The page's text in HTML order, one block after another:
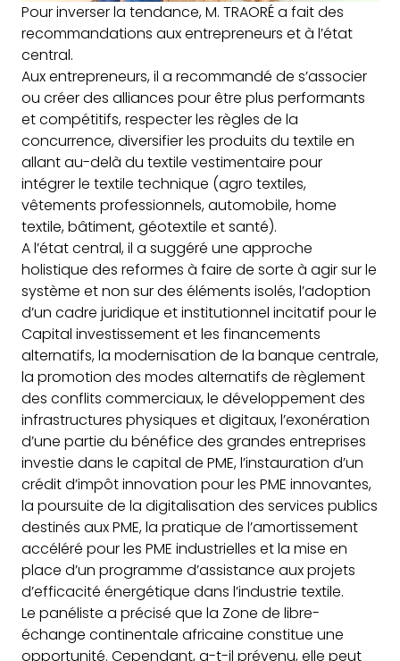
Pour inverser la tendance, M. TRAORÉ a fait des
recommandations aux entrepreneurs et à l’état
central.
Aux entrepreneurs, il a recommandé de s’associer
ou créer des alliances pour être plus performants
et compétitifs, respecter les règles de la
concurrence, diversifier les produits du textile en
allant au-delà du textile vestimentaire pour
intégrer le textile technique (agro textiles,
vêtements professionnels, automobile, home
textile, bâtiment, géotextile et santé).
A l’état central, il a suggéré une approche
holistique des reformes à faire de sorte à agir sur le
système et non sur des éléments isolés, l’adoption
d’un cadre juridique et institutionnel incitatif pour le
Capital investissement et les financements
alternatifs, la modernisation de la banque centrale,
la promotion des modes alternatifs de règlement
des conflits commerciaux, le développement des
infrastructures physiques et digitaux, l’exonération
d’une partie du bénéfice des grandes entreprises
investie dans le capital de PME, l’instauration d’un
crédit d’impôt innovation pour les PME innovantes,
la poursuite de la digitalisation des services publics
destinés aux PME, la pratique de l’amortissement
accéléré pour les PME industrielles et la mise en
place d’un programme d’assistance aux projets
d’efficacité énergétique dans l’industrie textile.
Le panéliste a précisé que la Zone de libre-
échange continentale africaine constitue une
opportunité. Cependant, a-t-il prévenu, elle peut